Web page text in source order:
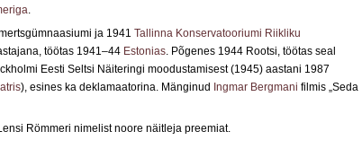
.
ja 1941 Tallinna Konservatooriumi Riikliku
töötas 1941–44 Estonias. Põgenes 1944 Rootsi, töötas seal
Eesti Seltsi Näiteringi moodustamisest (1945) aastani 1987
), esines ka deklamaatorina. Mänginud Ingmar Bergmani filmis „Seda
Römmeri nimelist noore näitleja preemiat.